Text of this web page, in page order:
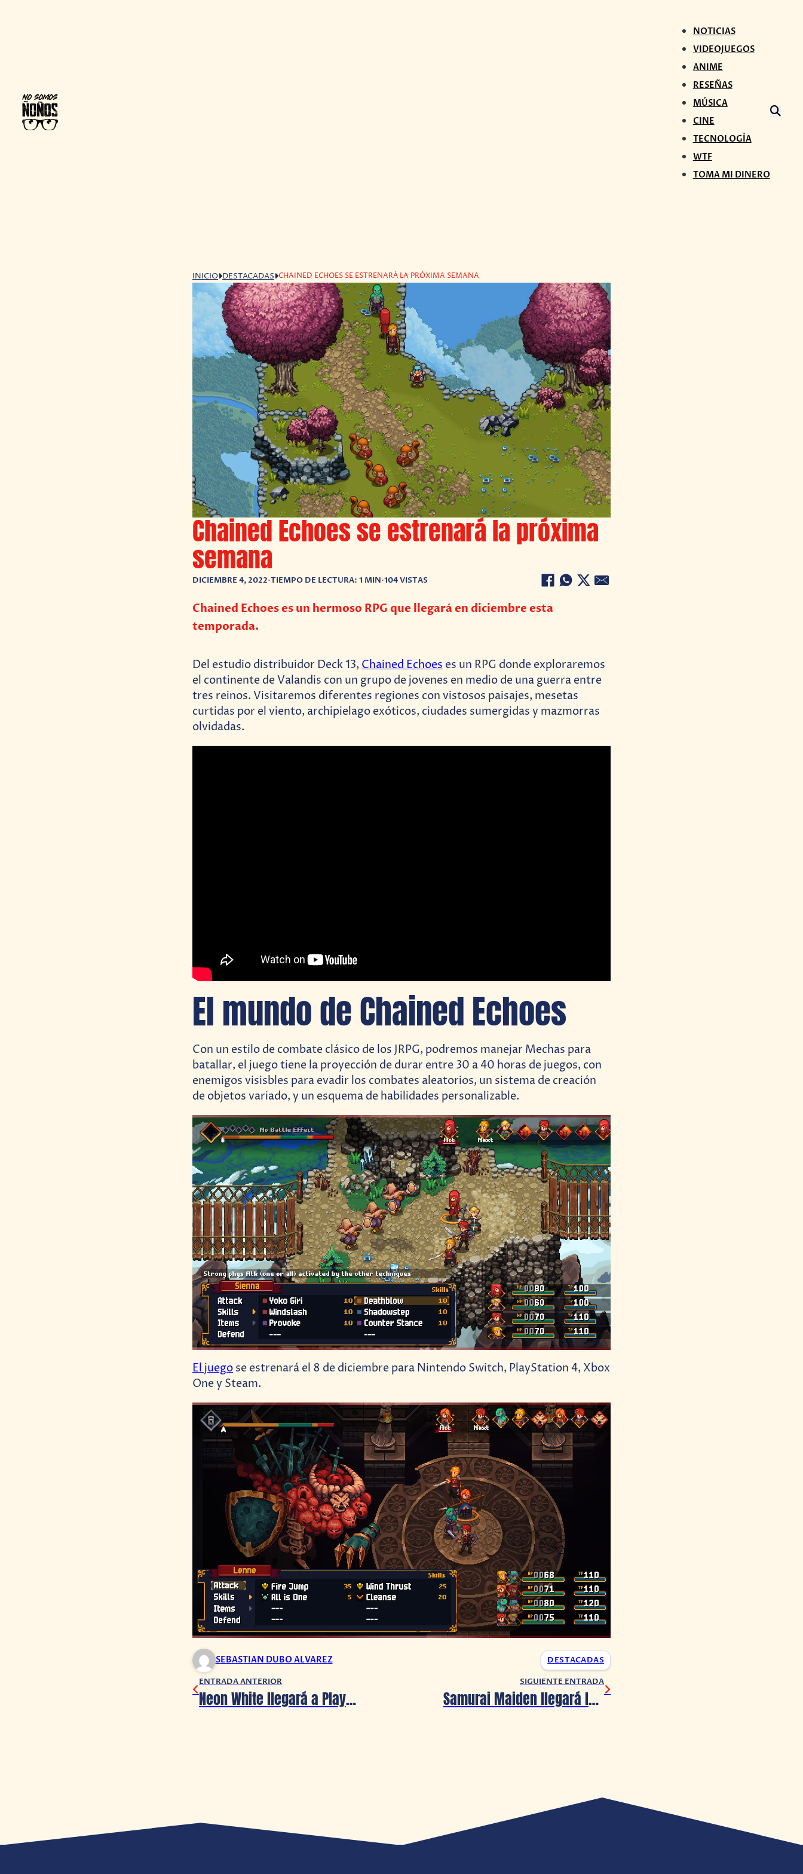
NOTICIAS
VIDEOJUEGOS
ANIME
RESEÑAS
MÚSICA
CINE
TECNOLOGÍA
WTF
TOMA MI DINERO
INICIO DESTACADAS CHAINED ECHOES SE ESTRENARÁ LA PRÓXIMA SEMANA
Chained Echoes se estrenará la próxima
semana
DICIEMBRE 4, 2022•TIEMPO DE LECTURA: 1 MIN•104 VISTAS
Chained Echoes es un hermoso RPG que llegará en diciembre esta
temporada.
Del estudio distribuidor Deck 13, Chained Echoes es un RPG donde exploraremos
el continente de Valandis con un grupo de jovenes en medio de una guerra entre
tres reinos. Visitaremos diferentes regiones con vistosos paisajes, mesetas
curtidas por el viento, archipielago exóticos, ciudades sumergidas y mazmorras
olvidadas.
El mundo de Chained Echoes
Con un estilo de combate clásico de los JRPG, podremos manejar Mechas para
batallar, el juego tiene la proyección de durar entre 30 a 40 horas de juegos, con
enemigos visisbles para evadir los combates aleatorios, un sistema de creación
de objetos variado, y un esquema de habilidades personalizable.
El juego se estrenará el 8 de diciembre para Nintendo Switch, PlayStation 4, Xbox
One y Steam.
SEBASTIAN DUBO ALVAREZ DESTACADAS
ENTRADA ANTERIOR
Neon White llegará a PlayStation este 13 de diciembre
SIGUIENTE ENTRADA
Samurai Maiden llegará la próxima semana